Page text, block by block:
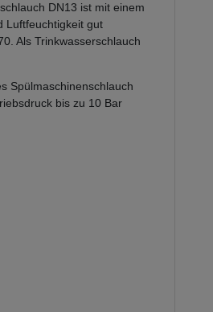
DN13 ist mit einem
Luftfeuchtigkeit gut
Als Trinkwasserschlauch
Spülmaschinenschlauch
bis zu 10 Bar